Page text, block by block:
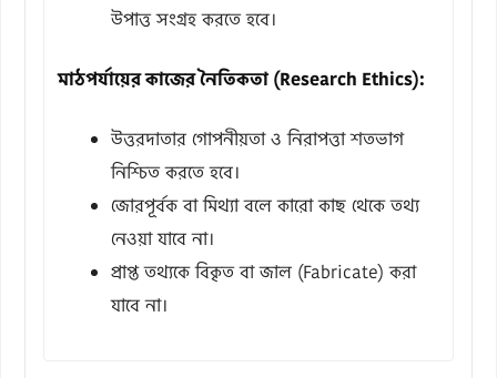
উপাত্ত সংগ্রহ করতে হবে।
মাঠপর্যায়ের কাজের নৈতিকতা (Research Ethics):
উত্তরদাতার গোপনীয়তা ও নিরাপত্তা শতভাগ
নিশ্চিত করতে হবে।
জোরপূর্বক বা মিথ্যা বলে কারো কাছ থেকে তথ্য
নেওয়া যাবে না।
প্রাপ্ত তথ্যকে বিকৃত বা জাল (Fabricate) করা
যাবে না।